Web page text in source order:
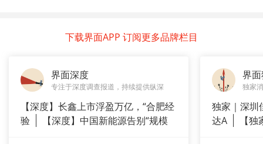
下载界面APP 订阅更多品牌栏目
界面深度
专注于深度调查报道，持续提供纵深
【深度】长鑫上市浮盈万亿，“合肥经
验
【深度】中国新能源告别“规模
界
独家
独家｜深圳
达A
【